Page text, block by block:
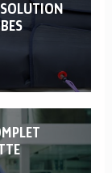
SOLUTION